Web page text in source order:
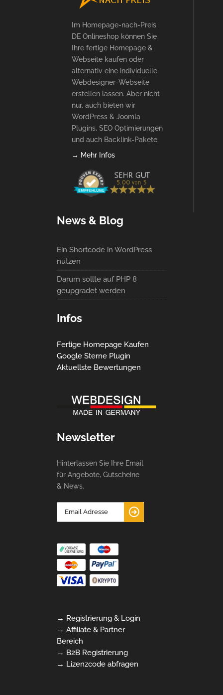
Im Homepage-nach-Preis
DE Onlineshop können Sie
Ihre fertige Homepage &
Webseite kaufen oder
alternativ eine individuelle
Webdesigner-Webseite
erstellen lassen. Aber nicht
nur, auch bieten wir
WordPress & Joomla
Plugins, SEO Optimierungen
und auch Backlink-Pakete.
→ Mehr Infos
News & Blog
Ein Shortcode in WordPress
nutzen
Darum sollte auf PHP 8
geupgradet werden
Infos
Fertige Homepage Kaufen
Google Sterne Plugin
Aktuellste Bewertungen
Newsletter
Hinterlassen Sie Ihre Email
für Angebote, Gutscheine
& News.
→ Registrierung & Login
→ Affiliate & Partner
Bereich
→ B2B Registrierung
→ Lizenzcode abfragen